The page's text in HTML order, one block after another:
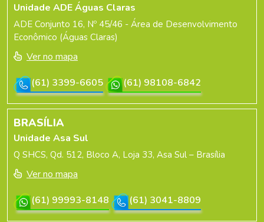
Unidade ADE Águas Claras
ADE Conjunto 16, Nº 45/46 - Área de Desenvolvimento
Econômico (Águas Claras)
Ver no mapa
(61) 3399-6605
(61) 98108-6842
BRASÍLIA
Unidade Asa Sul
Q SHCS, Qd. 512, Bloco A, Loja 33, Asa Sul – Brasília
Ver no mapa
(61) 99993-8148
(61) 3041-8809